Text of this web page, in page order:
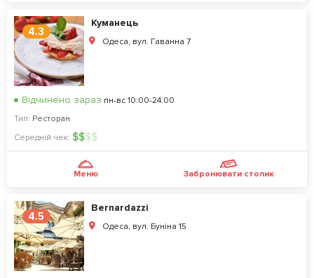
4.3
Куманець
Одеса, вул. Гаванна 7
Відчинено зараз пн-вс 10:00-24:00
Тип: Ресторан
Середній чек: $$$$
Меню Забронювати столик
4.5
Bernardazzi
Одеса, вул. Буніна 15